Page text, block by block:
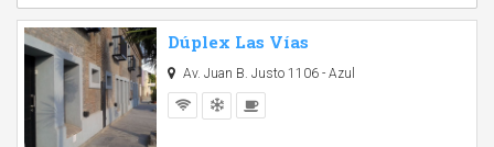
Dúplex Las Vías
Av. Juan B. Justo 1106 - Azul